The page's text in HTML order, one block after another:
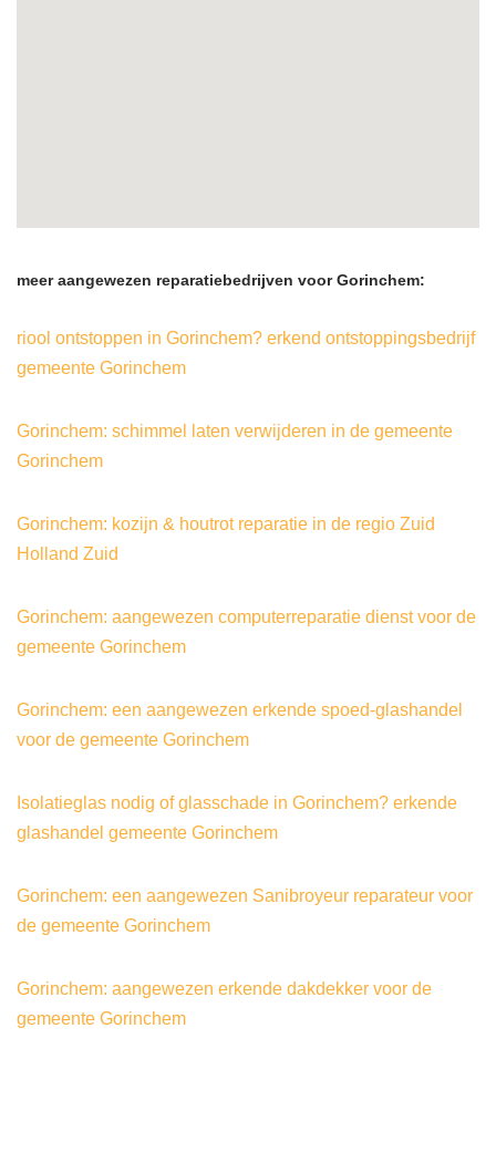
meer aangewezen reparatiebedrijven voor Gorinchem:
riool ontstoppen in Gorinchem? erkend ontstoppingsbedrijf
gemeente Gorinchem
Gorinchem: schimmel laten verwijderen in de gemeente
Gorinchem
Gorinchem: kozijn & houtrot reparatie in de regio Zuid
Holland Zuid
Gorinchem: aangewezen computerreparatie dienst voor de
gemeente Gorinchem
Gorinchem: een aangewezen erkende spoed-glashandel
voor de gemeente Gorinchem
Isolatieglas nodig of glasschade in Gorinchem? erkende
glashandel gemeente Gorinchem
Gorinchem: een aangewezen Sanibroyeur reparateur voor
de gemeente Gorinchem
Gorinchem: aangewezen erkende dakdekker voor de
gemeente Gorinchem